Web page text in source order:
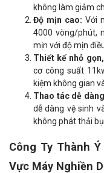
không làm giảm
Độ mịn cao: Với
4000 vòng/phút,
mịn với độ mịn
Thiết kế nhỏ
cơ công suất
kiệm không gian
Thao tác dễ
dễ dàng vệ sinh
không phát thải
Công Ty Thành
Vực Máy Nghiền